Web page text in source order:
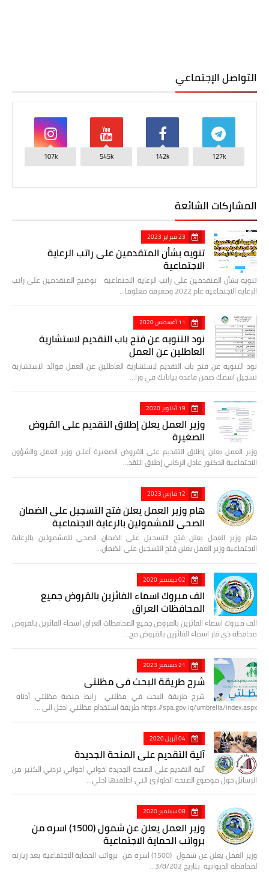
التواصل الإجتماعي
127k
142k
545k
107k
المشاركات الشائعة
23 فبراير 2023
تنويه بشأن المتقدمين على راتب الرعاية
الاجتماعية
تنويه بشأن المتقدمين على راتب الرعاية الاجتماعية توضيح المتقدمين على راتب
الرعاية الاجتماعية عام 2022 ومعرفة معلوما…
11 أغسطس 2020
نود التنويه عن فتح باب التقديم لاستشارية
العاطلين عن العمل
نود التنويه عن فتح باب التقديم لاستشارية العاطلين عن العمل فوائد الاستشارية
تسجيل اسمك ضمن قاعدة بياناتك في وزا…
19 أكتوبر 2020
وزير العمل يعلن إطلاق التقديم على القروض
الصغيرة
وزير العمل يعلن إطلاق التقديم على القروض الصغيرة أعلـن وزير العمل والشؤون
الاجتماعية الدكتور عادل الركابي إطلاق التقد…
12 مارس 2023
هام وزير العمل يعلن فتح التسجيل على الضمان
الصحي للمشمولين بالرعاية الاجتماعية
هام وزير العمل يعلن فتح التسجيل على الضمان الصحي للمشمولين بالرعاية
الاجتماعية وزير العمل يعلن فتح التسجيل على الضمان…
02 ديسمبر 2020
الف مبروك اسماء الفائزين بالقروض جميع
المحافظات العراق
الف مبروك اسماء الفائزين بالقروض جميع المحافظات العراق اسماء الفائزين بالقروض
محافظة ذي قار اسماء الفائزين بالقروض مح…
21 ديسمبر 2023
شرح طريقة البحث في مظلتي
شرح طريقة البحث في مظلتي رابط منصة مظلتي أدناه
https://spa.gov.iq/umbrella/index.aspx طريقة استخدام مظلتي ادخل الى …
04 أبريل 2020
آلية التقديم على المنحة الجديدة
آلية التقديم على المنحة الجديدة اخواني اخواتي تردني الكثير من
الرسائل حول موضوع المنحة الطوارئ التي اطلقتها (خلي…
08 سبتمبر 2020
وزير العمل يعلن عن شمول (1500) اسره من
برواتب الحماية الاجتماعية
وزير العمل يعلن عن شمول (1500) اسره من برواتب الحماية الاجتماعية بعد زيارته
لمحافظة الديوانية بتاريخ 3/8/202…